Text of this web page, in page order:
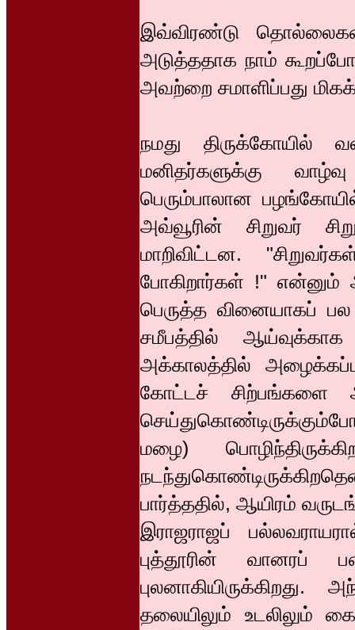
இவ்விரண்டு
அடுத்ததாக நாம்
அவற்றை சமாளிப்பது
நமது திருக்கோயில்
மனிதர்களுக்கு
பெரும்பாலான
அவ்வூரின் சிறுவர்
மாறிவிட்டன.
போகிறார்கள் !" என்னும்
பெருத்த வினையாகப் பல
சமீபத்தில்
அக்காலத்தில்
கோட்டச் சிற்பங்களை
மழை)
பார்த்ததில், ஆயிரம்
இராஜராஜப்
புத்தூரின் வானரப்
தலையிலும் உடலிலும்